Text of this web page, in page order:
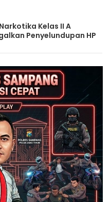
Kelas II A
Penyelundupan HP